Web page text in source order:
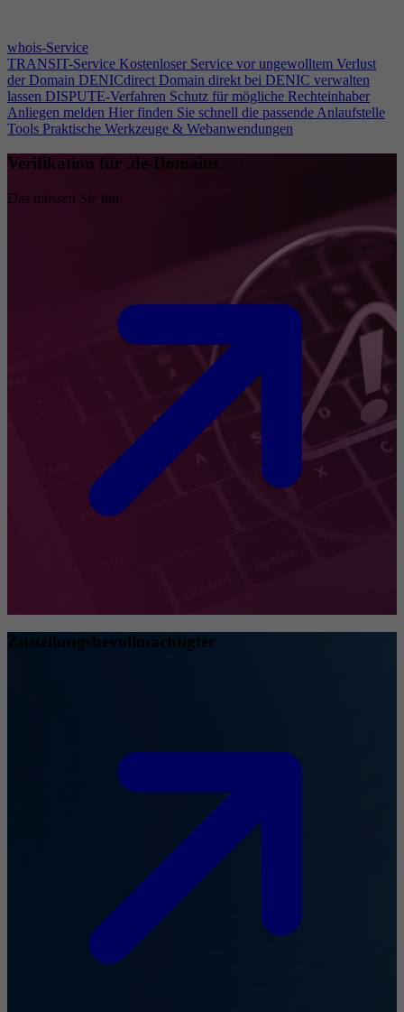
whois-Service
TRANSIT-Service Kostenloser Service vor ungewolltem Verlust
der Domain DENICdirect Domain direkt bei DENIC verwalten
lassen DISPUTE-Verfahren Schutz für mögliche Rechteinhaber
Anliegen melden Hier finden Sie schnell die passende Anlaufstelle
Tools Praktische Werkzeuge & Webanwendungen
Verifikation für .de-Domains
Das müssen Sie tun
Zustellungsbevollmächtigter